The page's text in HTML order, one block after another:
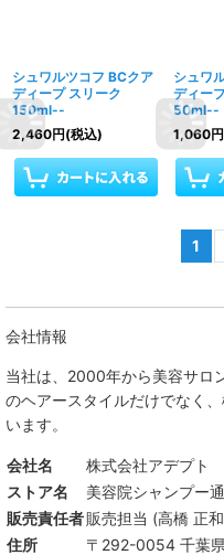
シュワルツコフ BCクア
ディープ スリーク
150ml--
2,460円(税込)
シュワ
ディー
50ml--
1,060円
1
会社情報
当社は、 2000年から美容サロ
のヘアースタイルだけでなく
います。
会社名
株式会社アデプト
ストア名
美容院シャンプー
販売責任者販売担当 (高橋 正
住所
〒292-0054 千葉